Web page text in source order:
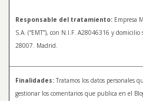
Responsable del tratamiento: Empresa
S.A. (“EMT”), con N.I.F. A28046316 y
28007. Madrid.
Finalidades: Tratamos los datos personales
gestionar los comentarios que publica en el